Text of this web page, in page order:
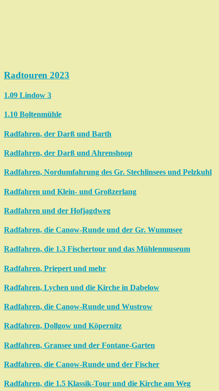
Radtouren 2023
1.09 Lindow 3
1.10 Boltenmühle
Radfahren, der Darß und Barth
Radfahren, der Darß und Ahrenshoop
Radfahren, Nordumfahrung des Gr. Stechlinsees und Pelzkuhl
Radfahren und Klein- und Großzerlang
Radfahren und der Hofjagdweg
Radfahren, die Canow-Runde und der Gr. Wummsee
Radfahren, die 1.3 Fischertour und das Mühlenmuseum
Radfahren, Priepert und mehr
Radfahren, Lychen und die Kirche in Dabelow
Radfahren, die Canow-Runde und Wustrow
Radfahren, Dollgow und Köpernitz
Radfahren, Gransee und der Fontane-Garten
Radfahren, die Canow-Runde und der Fischer
Radfahren, die 1.5 Klassik-Tour und die Kirche am Weg